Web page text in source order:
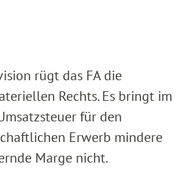
rügt das FA die
Rechts. Es bringt im
für den
Erwerb mindere
Marge nicht.